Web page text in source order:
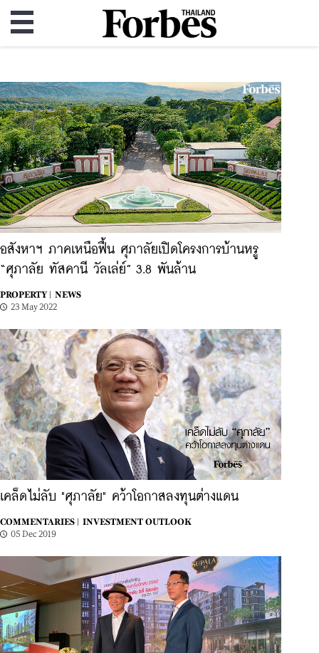
อสังหาฯ ภาคเหนือฟื้น ศุภาลัยเปิดโครงการบ้านหรู
“ศุภาลัย ทัสคานี วัลเล่ย์” 3.8 พันล้าน
PROPERTY |
NEWS
23 May 2022
เคล็ดไม่ลับ "ศุภาลัย" คว้าโอกาสลงทุนต่างแดน
COMMENTARIES |
INVESTMENT OUTLOOK
05 Dec 2019